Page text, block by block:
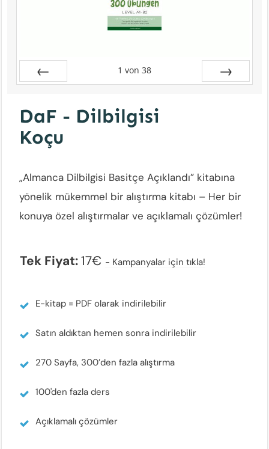
1 von 38
DaF - Dilbilgisi
Koçu
„Almanca Dilbilgisi Basitçe Açıklandı” kitabına
yönelik mükemmel bir alıştırma kitabı – Her bir
konuya özel alıştırmalar ve açıklamalı çözümler!
Tek Fiyat:17€ - Kampanyalar için tıkla!
E-kitap = PDF olarak indirilebilir
Satın aldıktan hemen sonra indirilebilir
270 Sayfa, 300’den fazla alıştırma
100'den fazla ders
Açıklamalı çözümler